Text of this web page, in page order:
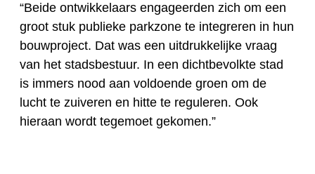
“Beide ontwikkelaars engageerden zich om een
groot stuk publieke parkzone te integreren in hun
bouwproject. Dat was een uitdrukkelijke vraag
van het stadsbestuur. In een dichtbevolkte stad
is immers nood aan voldoende groen om de
lucht te zuiveren en hitte te reguleren. Ook
hieraan wordt tegemoet gekomen.”